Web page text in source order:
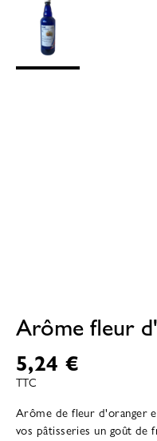
Arôme fleur
5,24 €
TTC
Arôme de fleur d'oranger
vos pâtisseries un goût de